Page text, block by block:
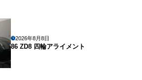
2026年8月8日
86 ZD8 四輪アライメント